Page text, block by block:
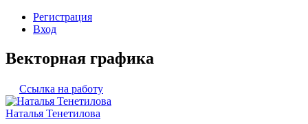
Регистрация
Вход
Векторная графика
Ссылка на работу
Наталья Тенетилова